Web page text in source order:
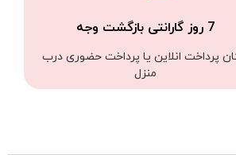
7 روز گارانتی بازگشت وجه
پرداخت انلاین یا پرداخت حضوری درب
منزل